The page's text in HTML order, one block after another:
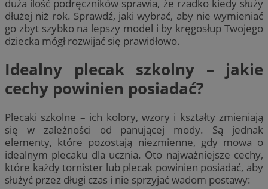
duża ilość podręczników sprawia, że rzadko kiedy służy
dłużej niż rok. Sprawdź, jaki wybrać, aby nie wymieniać
go zbyt szybko na lepszy model i by kręgosłup Twojego
dziecka mógł rozwijać się prawidłowo.
Idealny plecak szkolny – jakie
cechy powinien posiadać?
Plecaki szkolne – ich kolory, wzory i kształty zmieniają
się w zależności od panującej mody. Są jednak
elementy, które pozostają niezmienne, gdy mowa o
idealnym plecaku dla ucznia. Oto najważniejsze cechy,
które każdy tornister lub plecak powinien posiadać, aby
służyć przez długi czas i nie sprzyjać wadom postawy: